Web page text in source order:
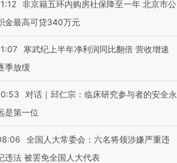
非京籍五环内购房社保降至一年 北京市公
金最高可贷340万元
寒武纪上半年净利润同比翻倍 营收增速
季放缓
对话｜邱仁宗：临床研究参与者的安全永
是第一位
全国人大常委会：六名将领涉嫌严重违
违法 被罢免全国人大代表